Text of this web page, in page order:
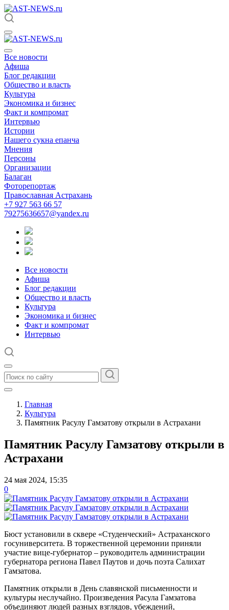
Все новости
Афиша
Блог редакции
Общество и власть
Культура
Экономика и бизнес
Факт и компромат
Интервью
Истории
Нашего сукна епанча
Мнения
Персоны
Организации
Балаган
Фоторепортаж
Православная Астрахань
+7 927 563 66 57
79275636657@yandex.ru
Все новости
Афиша
Блог редакции
Общество и власть
Культура
Экономика и бизнес
Факт и компромат
Интервью
Главная
Культура
Памятник Расулу Гамзатову открыли в Астрахани
Памятник Расулу Гамзатову открыли в
Астрахани
24 мая 2024, 15:35
0
Бюст установили в сквере «Студенческий» Астраханского
госуниверситета. В торжественной церемонии приняли
участие вице-губернатор – руководитель администрации
губернатора региона Павел Паутов и дочь поэта Салихат
Гамзатова.
Памятник открыли в День славянской письменности и
культуры неслучайно. Произведения Расула Гамзатова
объединяют людей разных взглядов, убеждений,